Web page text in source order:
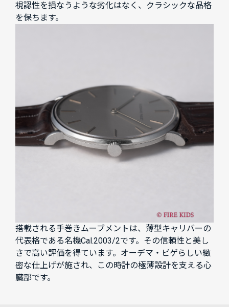
視認性を損なうような劣化はなく、クラシックな品格
を保ちます。
搭載される手巻きムーブメントは、薄型キャリバーの
代表格である名機Cal.2003/2です。その信頼性と美し
さで高い評価を得ています。オーデマ・ピゲらしい緻
密な仕上げが施され、この時計の極薄設計を支える心
臓部です。